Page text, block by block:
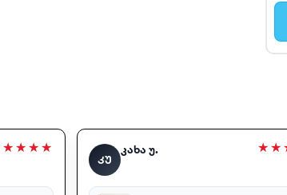
ᲙᲣ
კახა უ.